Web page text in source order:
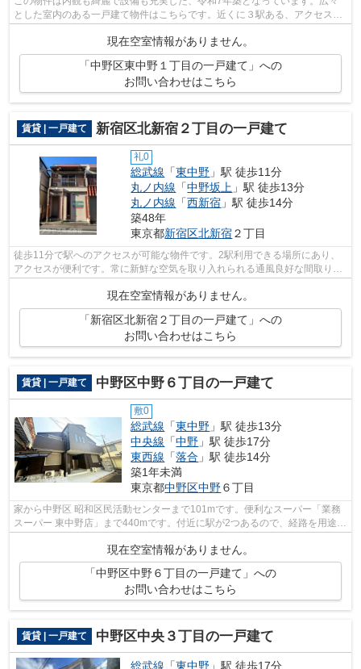
とした室内のある一戸建て物件はこちらです。近くに３駅ある、アクセスが
現在空室情報がありません。
「中野区東中野１丁目の一戸建て」への
お問い合わせはこちら
賃貸 | 一戸建て 新宿区北新宿２丁目の一戸建て
礼0
総武線 「東中野 」駅 徒歩11分
丸ノ内線 「中野坂上 」駅 徒歩13分
丸ノ内線 「西新宿 」駅 徒歩14分
築48年
東京都新宿区北新宿２丁目
徒歩11分で駅へのアクセスが可能な物件です。2駅利用できる場所にあり、
アクセスが便利です。常に新鮮な空気を取り入れられる通風良好な間取りの
現在空室情報がありません。
「新宿区北新宿２丁目の一戸建て」への
お問い合わせはこちら
賃貸 | 一戸建て 中野区中野６丁目の一戸建て
敷0
総武線 「東中野 」駅 徒歩13分
中央線 「中野 」駅 徒歩17分
東西線 「落合 」駅 徒歩14分
築1年未満
東京都中野区中野６丁目
家から中野区 昭和区民活動センターまで101mです。便利なスーパー「業務
スーパー 東中野店」まで440mです。付近に駅が2つあるので、経路を用途や
行き先によって選べる物件です。中野区...
現在空室情報がありません。
「中野区中野６丁目の一戸建て」への
お問い合わせはこちら
賃貸 | 一戸建て 中野区中央３丁目の一戸建て
総武線 「東中野 」駅 徒歩17分